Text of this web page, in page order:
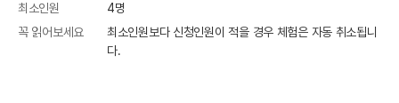
최소인원
4명
꼭 읽어보세요
최소인원보다 신청인원이 적을 경우 체험은 자동 취소됩니
다.